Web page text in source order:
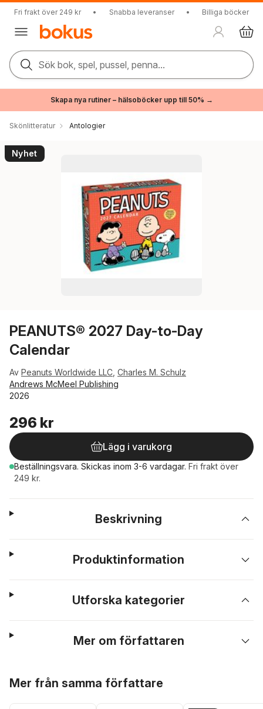
Fri frakt över 249 kr • Snabba leveranser • Billiga böcker
Sök bok, spel, pussel, penna...
Skapa nya rutiner – hälsoböcker upp till 50% →
Skönlitteratur Antologier
Nyhet
PEANUTS® 2027 Day-to-Day
Calendar
Av Peanuts Worldwide LLC Charles M. Schulz
Andrews McMeel Publishing
2026
296 kr
Lägg i varukorg
Beställningsvara. Skickas inom 3-6 vardagar. Fri frakt över
249 kr.
Beskrivning
Produktinformation
Utforska kategorier
Mer om författaren
Mer från samma författare